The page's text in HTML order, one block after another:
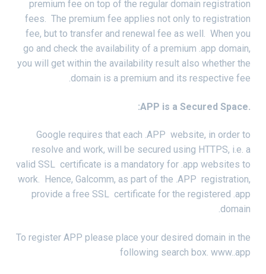
premium fee on top of the regular domain registration
fees. The premium fee applies not only to registration
fee, but to transfer and renewal fee as well. When you
go and check the availability of a premium .app domain,
you will get within the availability result also whether the
domain is a premium and its respective fee.
Google requires that each .APP website, in order to
resolve and work, will be secured using HTTPS, i.e. a
valid SSL certificate is a mandatory for .app websites to
work. Hence, Galcomm, as part of the .APP registration,
provide a free SSL certificate for the registered .app
domain.
To register APP please place your desired domain in the
following search box. www..app